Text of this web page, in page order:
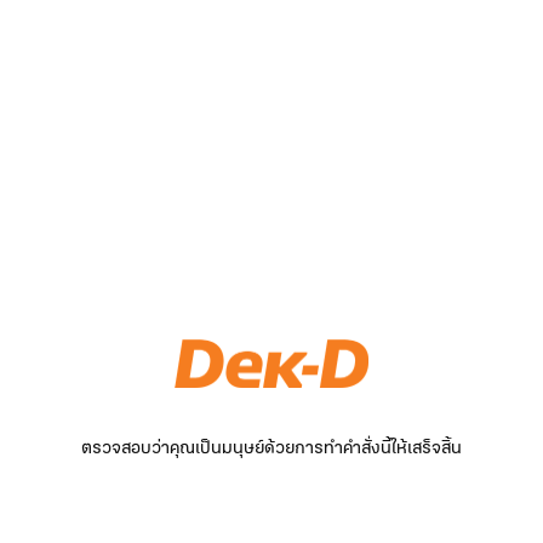
ตรวจสอบว่าคุณเป็นมนุษย์ด้วยการทำคำสั่งนี้ให้เสร็จสิ้น